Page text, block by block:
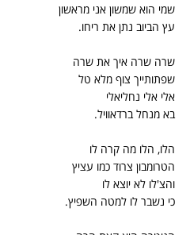
שמי הוא שמשון אני מראשון
עץ הביוב נתן את ריחו.
שרה שרה איך את שרה
שפתותייך צוף מלא טל
אלי אלי נחליאלי
בא מנחל ברדאוויל.
הלו, הלו מה קרה לו
הטרומבון צרוד כמו עציץ
והצ'לו לא יוצא לו
כי נשבר לו למטה השפיץ.